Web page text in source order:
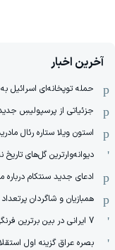
آخرین اخبار
حمله توپخانه‌ای اسرائیل
جزئیاتی از پرسپولیسِ
استون ویلا ستاره رئال
دیوانه‌وارترین گل‌های
ادعای جدید سنتکام درباره
همبازیان و شاگردان
7 ایرانی در بین برترین فرنگی‌کاران جهان
بصره عراق گزینه اول